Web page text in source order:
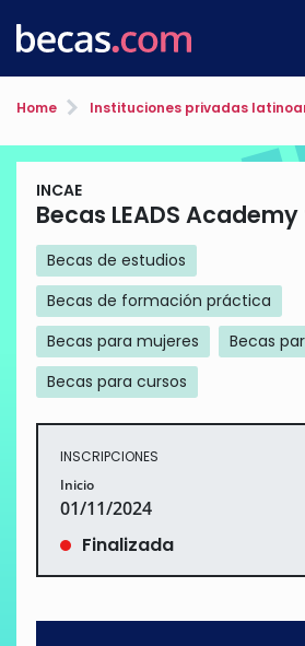
Home Instituciones privadas
INCAE
Becas LEADS
Becas de estudios
Becas de formación práctica
Becas para mujeres
Becas
Becas para cursos
INSCRIPCIONES
Inicio
01/11/2024
Finalizada